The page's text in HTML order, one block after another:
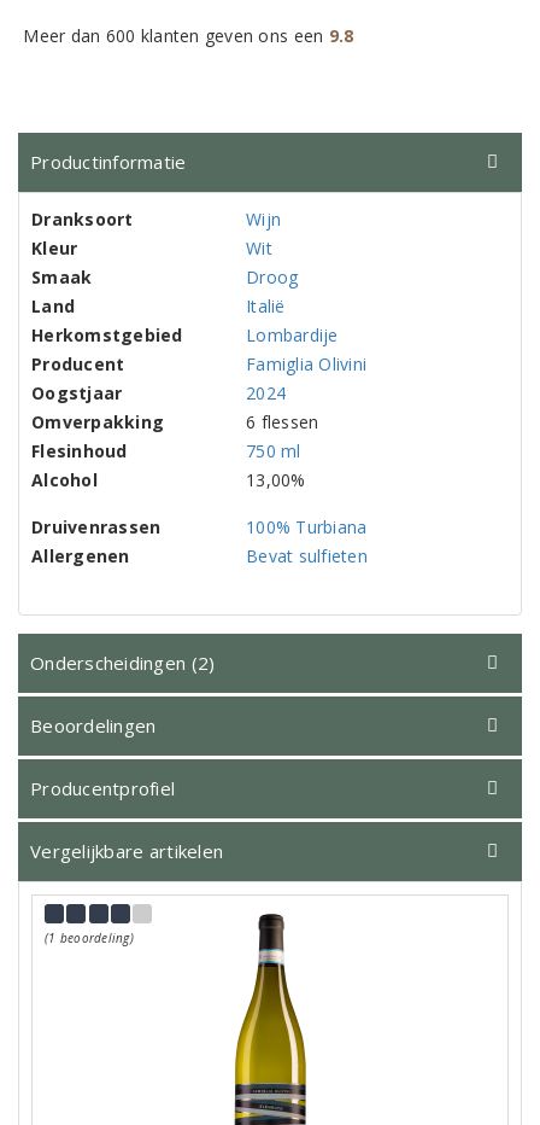
Meer dan 600 klanten geven ons een 9.8
Productinformatie
Dranksoort
Wijn
Kleur
Wit
Smaak
Droog
Land
Italië
Herkomstgebied
Lombardije
Producent
Famiglia Olivini
Oogstjaar
2024
Omverpakking
6 flessen
Flesinhoud
750 ml
Alcohol
13,00%
Druivenrassen
100% Turbiana
Allergenen
Bevat sulfieten
Onderscheidingen (2)
Beoordelingen
Producentprofiel
Vergelijkbare artikelen
(1 beoordeling)